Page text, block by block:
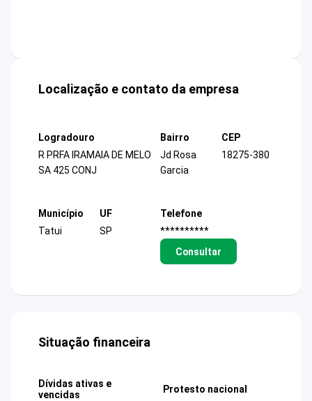
Localização e contato da empresa
Logradouro
R PRFA IRAMAIA DE MELO
SA 425 CONJ
Bairro
Jd Rosa
Garcia
CEP
18275-380
Município
Tatui
UF
SP
Telefone
**********
Consultar
Situação financeira
Dívidas ativas e
vencidas
Protesto nacional